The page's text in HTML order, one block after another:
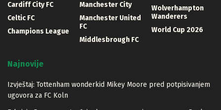
Cardiff City FC
Celtic FC
Champions League
Manchester City
Manchester United
FC
Middlesbrough FC
Wolverhampton
Wanderers
World Cup 2026
Najnovije
Izvještaj: Tottenham wonderkid Mikey Moore pred potpisivanjem
ugovora za FC Koln